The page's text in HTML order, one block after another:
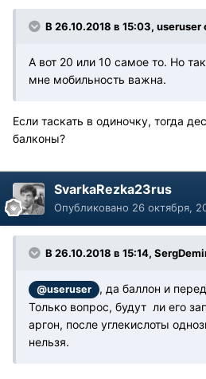
В 26.10.2018 в 15:03, useruser
А вот 20 или 10 самое то. Но
мне мобильность важна.
Если таскать в одиночку, тогда
балконы?
SvarkaRezka23rus
Опубликовано 26 октября,
В 26.10.2018 в 15:14,
@useruser
, да баллон и
Только вопрос, будут ли его
аргон, после углекислоты
нельзя.